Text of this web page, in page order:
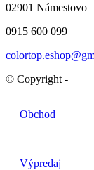
02901 Námestovo
0915 600 099
© Copyright -
Obchod
Výpredaj